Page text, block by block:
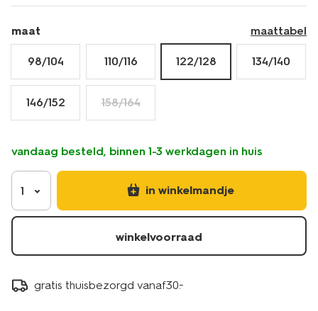
maat maattabel
98/104 110/116 122/128 134/140
146/152 158/164
vandaag besteld, binnen 1-3 werkdagen in huis
1 in winkelmandje
winkelvoorraad
gratis thuisbezorgd vanaf30.-